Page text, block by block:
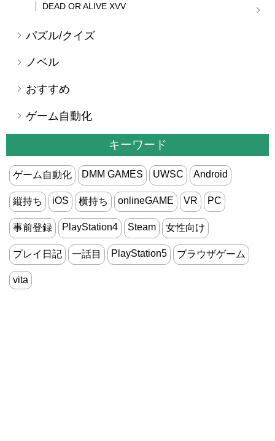
DEAD OR ALIVE XVV
パズル/クイズ
ノベル
おすすめ
ゲーム自動化
キーワード
ゲーム自動化 DMM GAMES UWSC Android
縦持ち iOS 横持ち onlineGAME VR PC
事前登録 PlayStation4 Steam 女性向け
プレイ日記 一話目 PlayStation5 ブラウザゲーム
vita